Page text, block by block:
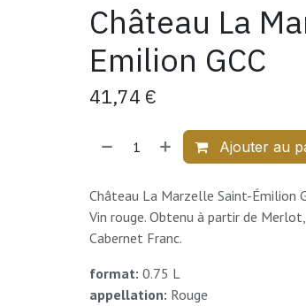
Château La
Emilion GCC
41,74 €
Ajouter au
Château La Marzelle Saint-Émilion
Vin rouge. Obtenu à partir de
Cabernet Franc.
format: 0.75 L
appellation: Rouge